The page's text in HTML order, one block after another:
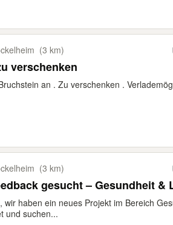
(3 km)
verschenken
an . Zu verschenken .
(3 km)
gesucht – Gesundheit &
wir haben ein neues Projekt im Bereich
und suchen...